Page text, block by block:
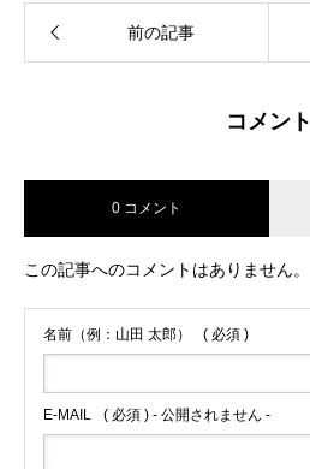
前の記事
コメント
0 コメント
この記事へのコメントはありません。
名前（例：山田 太郎） ( 必須 )
E-MAIL ( 必須 ) - 公開されません -